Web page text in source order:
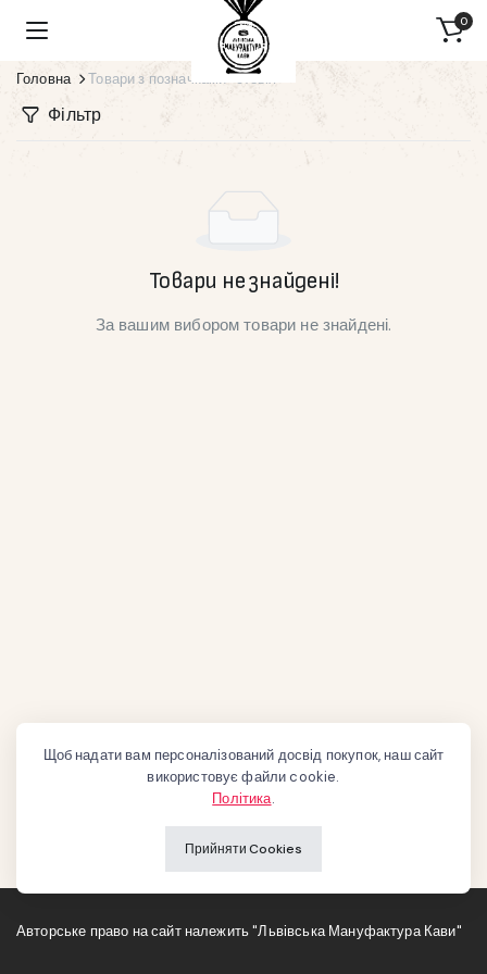
0
Головна Товари з позначками “стевія”
Фільтр
Товари не знайдені!
За вашим вибором товари не знайдені.
Авторське право на сайт належить "Львівська Мануфактура Кави"
Щоб надати вам персоналізований досвід покупок, наш сайт
використовує файли cookie.
Політика.
Прийняти Cookies